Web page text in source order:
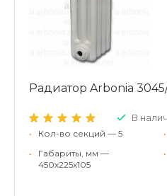
Радиатор Arbonia
В
•
Кол-во секций — 5
•
Габариты, мм —
450x225x105
•
•